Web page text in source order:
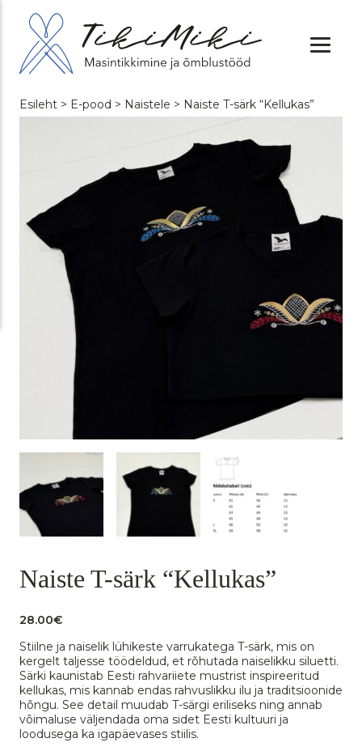
Esileht > E-pood > Naistele > Naiste T-särk “Kellukas”
Naiste T-särk “Kellukas”
28.00€
Stiilne ja naiselik lühikeste varrukatega T-särk, mis on
kergelt taljesse töödeldud, et rõhutada naiselikku siluetti.
Särki kaunistab Eesti rahvariiete mustrist inspireeritud
kellukas, mis kannab endas rahvuslikku ilu ja traditsioonide
hõngu. See detail muudab T-särgi eriliseks ning annab
võimaluse väljendada oma sidet Eesti kultuuri ja
loodusega ka igapäevases stiilis.